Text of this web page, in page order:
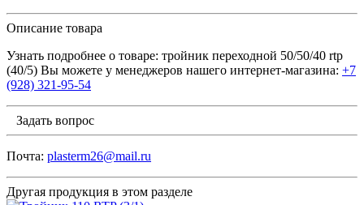
Описание товара
Узнать подробнее о товаре: тройник переходной 50/50/40 rtp
(40/5) Вы можете у менеджеров нашего интернет-магазина: +7
(928) 321-95-54
Задать вопрос
Почта: plasterm26@mail.ru
Другая продукция в этом разделе